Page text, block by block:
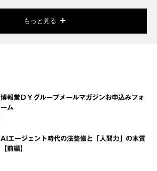
もっと見る
博報堂ＤＹグループメールマガジンお申込みフォ
ーム
AIエージェント時代の法整備と「人間力」の本質
【前編】